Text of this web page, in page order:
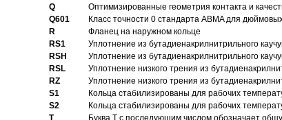
Q
Оптимизированные геометрия контакта и
Q601
Класс точности 0 стандарта ABMA для
R
Фланец на наружном кольце
RS1
Уплотнение из бутадиенакрилнитрильного
RSH
Уплотнение из бутадиенакрилнитрильного
RSL
Уплотнение низкого трения из
RZ
Уплотнение низкого трения из
S1
Кольца стабилизированы для рабочих
S2
Кольца стабилизированы для рабочих
T
Буква T с последующим числом обозначает